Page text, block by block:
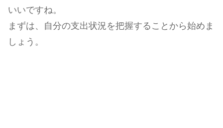
いいですね。
まずは、自分の支出状況を把握することから始めま
しょう。